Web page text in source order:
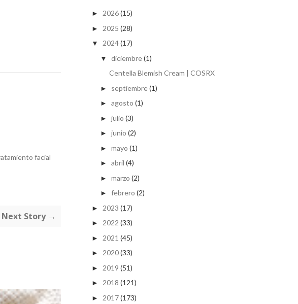
facial
Next Story →
► 2026(15)
► 2025 (28)
▼ 2024(17)
▼ diciembre(1)
Centella Blemish Cream | COSRX
► septiembre(1)
► agosto (1)
► julio (3)
► junio (2)
► mayo (1)
► abril (4)
► marzo (2)
► febrero (2)
► 2023 (17)
► 2022 (33)
► 2021 (45)
► 2020(33)
► 2019 (51)
► 2018 (121)
► 2017(173)